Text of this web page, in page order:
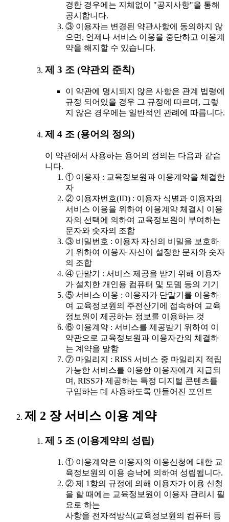
경한 경우에는 지체없이 "공지사항"을 통해
공시합니다.
③ 이용자는 변경된 약관사항에 동의하지 않
으면, 언제나 서비스 이용을 중단하고 이용계
약을 해지할 수 있습니다.
제 3 조 (약관외 준칙)
이 약관에 명시되지 않은 사항은 관계 법령에
규정 되어있을 경우 그 규정에 따르며, 그렇
지 않은 경우에는 일반적인 관례에 따릅니다.
제 4 조 (용어의 정의)
이 약관에서 사용하는 용어의 정의는 다음과 같습
니다.
① 이용자 : 교육정보원과 이용계약을 체결한
자
② 이용자번호(ID) : 이용자 식별과 이용자의
서비스 이용을 위하여 이용계약 체결시 이용
자의 선택에 의하여 교육정보원이 부여하는
문자와 숫자의 조합
③ 비밀번호 : 이용자 자신의 비밀을 보호하
기 위하여 이용자 자신이 설정한 문자와 숫자
의 조합
④ 단말기 : 서비스 제공을 받기 위해 이용자
가 설치한 개인용 컴퓨터 및 모뎀 등의 기기
⑤ 서비스 이용 : 이용자가 단말기를 이용하
여 교육정보원의 주전산기에 접속하여 교육
정보원이 제공하는 정보를 이용하는 것
⑥ 이용계약 : 서비스를 제공받기 위하여 이
약관으로 교육정보원과 이용자간의 체결하
는 계약을 말함
⑦ 마일리지 : RISS 서비스 중 마일리지 적립
가능한 서비스를 이용한 이용자에게 지급되
며, RISS가 제공하는 특정 디지털 콘텐츠를
구입하는 데 사용하도록 만들어진 포인트
제 2 장 서비스 이용 계약
제 5 조 (이용계약의 성립)
① 이용계약은 이용자의 이용신청에 대한 교
육정보원의 이용 승낙에 의하여 성립됩니다.
② 제 1항의 규정에 의해 이용자가 이용 신청
을 할 때에는 교육정보원이 이용자 관리시 필
요로 하는
사항을 전자적방식(교육정보원의 컴퓨터 등